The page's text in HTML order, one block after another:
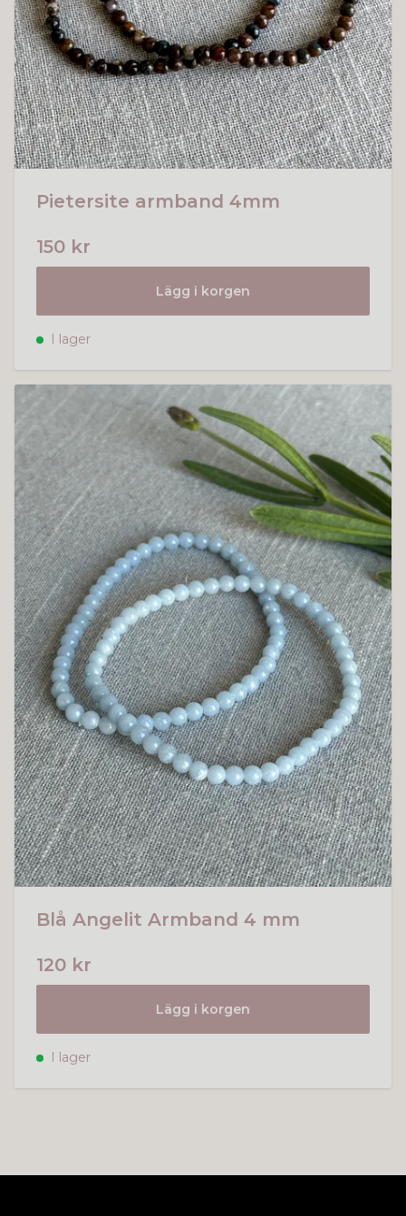
Pietersite armband 4mm
150 kr
Lägg i korgen
I lager
Blå Angelit Armband 4 mm
120 kr
Lägg i korgen
I lager